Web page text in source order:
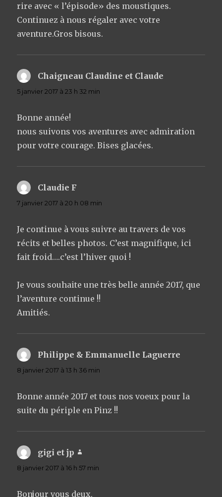
rire avec « l’épisode» des moustiques.
Continuez à nous régaler avec votre
aventure.Gros bisous.
Chaigneau Claudine et Claude
5 janvier 2017 à 23 h 32 min
Bonne année!
nous suivons vos aventures avec admiration
pour votre courage. Bises glacées.
Claudie F
7 janvier 2017 à 20 h 08 min
Je continue à vous suivre au travers de vos
récits et belles photos. C’est magnifique, ici
fait froid….c’est l’hiver quoi !
Je vous souhaite une très belle année 2017, que
l’aventure continue !!
Amitiés.
Philippe & Emmanuelle Laguerre
8 janvier 2017 à 13 h 36 min
Bonne année 2017 et tous nos voeux pour la
suite du périple en Pinz !!
gigi et jp
8 janvier 2017 à 16 h 57 min
Bonjour vous deux,